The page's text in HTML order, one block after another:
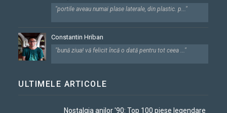
"portile aveau numai plase laterale, din plastic. p..."
Constantin Hriban
"bună ziua! vă felicit încă o dată pentru tot ceea ..."
ULTIMELE ARTICOLE
Nostalgia anilor '90: Top 100 piese legendare